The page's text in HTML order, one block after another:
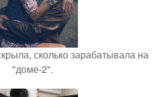
сколько зарабатывала на
"доме-2".